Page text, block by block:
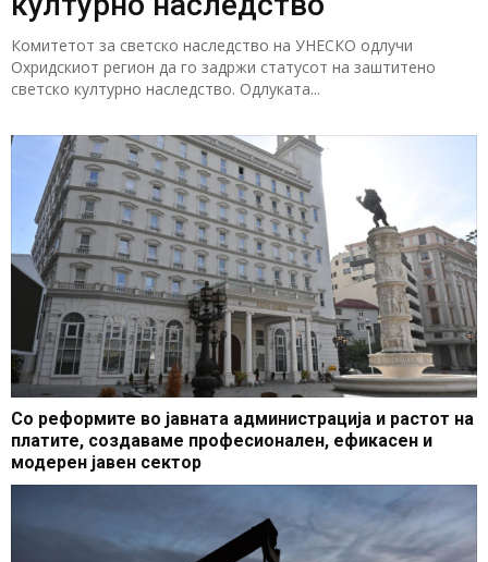
Комитетот за светско наследство на УНЕСКО одлучи
Охридскиот регион да го задржи статусот на заштитено
светско културно наследство. Одлуката...
Со реформите во јавната администрација и растот на
платите, создаваме професионален, ефикасен и
модерен јавен сектор